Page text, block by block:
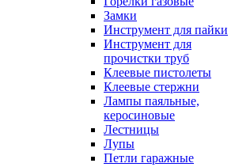
Замки
Инструмент для пайки
Инструмент для
прочистки труб
Клеевые пистолеты
Клеевые стержни
Лампы паяльные,
керосиновые
Лестницы
Лупы
Петли гаражные